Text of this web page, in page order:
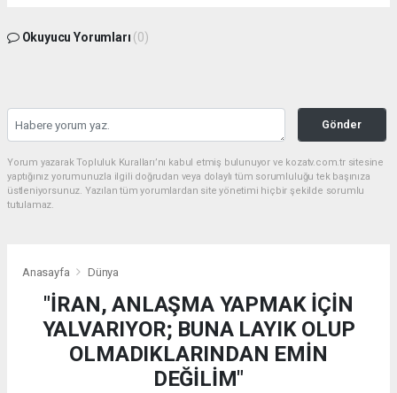
Okuyucu Yorumları (0)
Gönder
Yorum yazarak Topluluk Kuralları’nı kabul etmiş bulunuyor ve kozatv.com.tr sitesine
yaptığınız yorumunuzla ilgili doğrudan veya dolaylı tüm sorumluluğu tek başınıza
üstleniyorsunuz. Yazılan tüm yorumlardan site yönetimi hiçbir şekilde sorumlu
tutulamaz.
Anasayfa Dünya
"İRAN, ANLAŞMA YAPMAK İÇİN
YALVARIYOR; BUNA LAYIK OLUP
OLMADIKLARINDAN EMİN
DEĞİLİM"